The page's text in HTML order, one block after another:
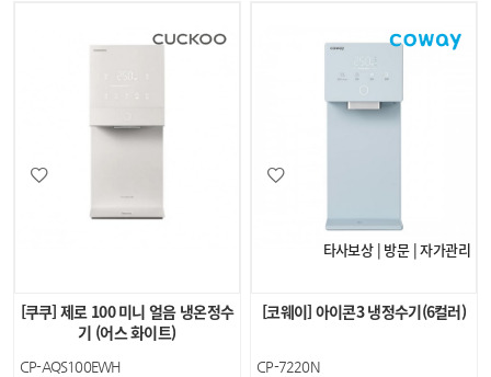
[쿠쿠] 제로 100 미니 얼음 냉온정수
기 (어스 화이트)
CP-AQS100EWH
타사보상 | 방문 | 자가관리
[코웨이] 아이콘3 냉정수기(6컬러)
CP-7220N